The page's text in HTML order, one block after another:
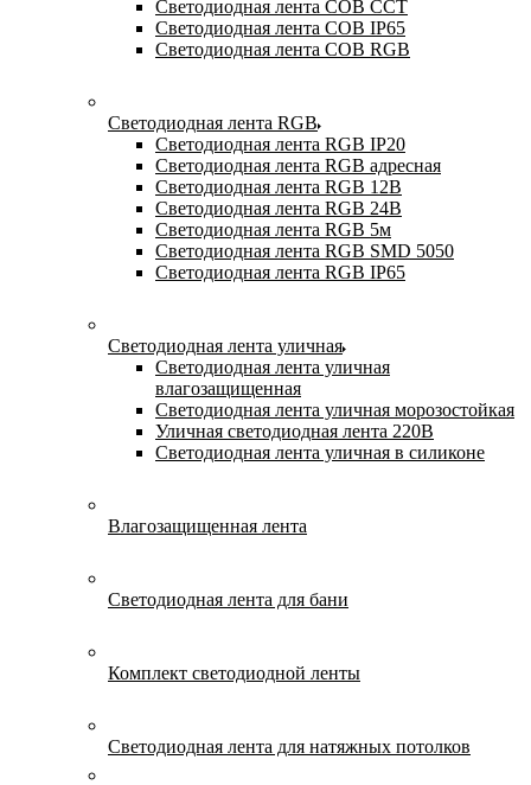
Светодиодная лента COB CCT
Светодиодная лента COB IP65
Светодиодная лента COB RGB
Светодиодная лента RGB
Светодиодная лента RGB IP20
Светодиодная лента RGB адресная
Светодиодная лента RGB 12В
Светодиодная лента RGB 24В
Светодиодная лента RGB 5м
Светодиодная лента RGB SMD 5050
Светодиодная лента RGB IP65
Светодиодная лента уличная
Светодиодная лента уличная
влагозащищенная
Светодиодная лента уличная морозостойкая
Уличная светодиодная лента 220В
Светодиодная лента уличная в силиконе
Влагозащищенная лента
Светодиодная лента для бани
Комплект светодиодной ленты
Светодиодная лента для натяжных потолков